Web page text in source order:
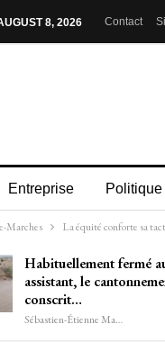
8, 2026 Contact
Entreprise Politique
Marches La équité conforte sa
Habituellement fermé
assistant, le
conscrit…
Sébastien-Étienne Marechal